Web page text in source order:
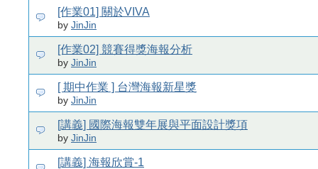
[作業01] 關於VIVA
by JinJin
[作業02] 競賽得獎海報分析
by JinJin
[ 期中作業 ] 台灣海報新星獎
by JinJin
[講義] 國際海報雙年展與平面設計獎項
by JinJin
[講義] 海報欣賞-1